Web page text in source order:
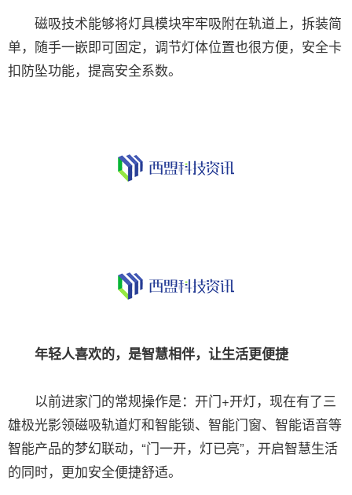
磁吸技术能够将灯具模块牢牢吸附在轨道上，拆装简
单，随手一嵌即可固定，调节灯体位置也很方便，安全卡
扣防坠功能，提高安全系数。
年轻人喜欢的，是智慧相伴，让生活更便捷
以前进家门的常规操作是：开门+开灯，现在有了三
雄极光影领磁吸轨道灯和智能锁、智能门窗、智能语音等
智能产品的梦幻联动，“门一开，灯已亮”，开启智慧生活
的同时，更加安全便捷舒适。